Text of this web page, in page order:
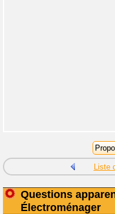
Liste
Questions
Électroménager